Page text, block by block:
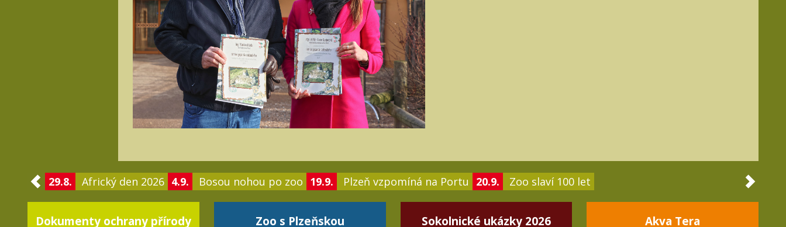
29.8. Africký den 2026 4.9. Bosou nohou po zoo 19.9. Plzeň vzpomíná na Portu 20.9. Zoo slaví 100 let
Dokumenty ochrany přírody
Zoo s Plzeňskou
Sokolnické ukázky 2026 Akva Tera